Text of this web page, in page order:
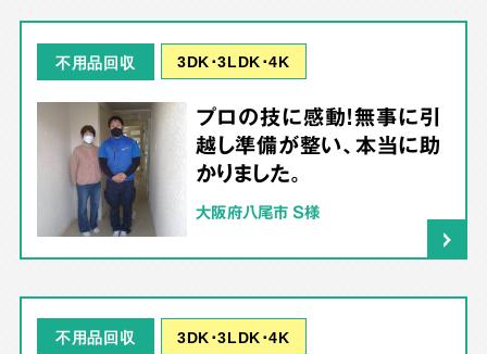
不用品回収 3DK･3LDK･4K
プロの技に感動！無事に引
越し準備が整い、本当に助
かりました。
大阪府八尾市 S様
不用品回収 3DK･3LDK･4K